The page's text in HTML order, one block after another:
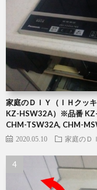
家庭のＤＩＹ（ＩＨクッ
KZ-HSW32A）※品番
CHM-TSW32A, CHM-
2020.05.10 家庭のＤ